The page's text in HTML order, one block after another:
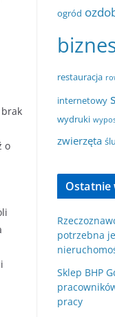
o
ogród
restauracja
internetowy
wydruki
zwierzęta
Ostatnie
potrzebna
Sklep BHP
pracy